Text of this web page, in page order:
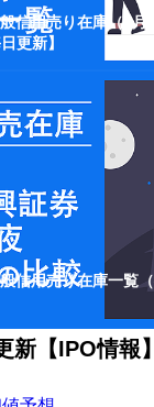
信用売り在庫（3月
更新】
信用売り在庫一覧（
新【IPO情報】